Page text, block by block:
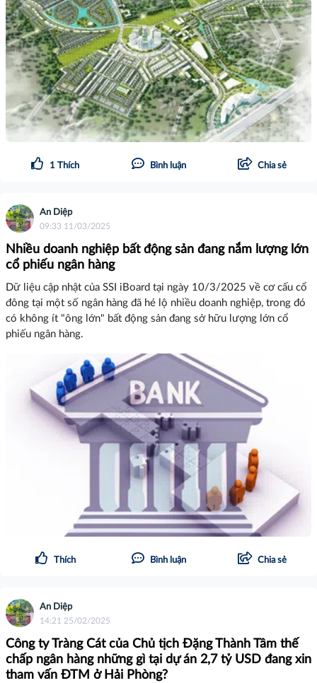
1 Thích Bình luận Chia sẻ
An Diệp
09:33 11/03/2025
Nhiều doanh nghiệp bất động sản đang nắm lượng lớn
cổ phiếu ngân hàng
Dữ liệu cập nhật của SSI iBoard tại ngày 10/3/2025 về cơ cấu cổ
đông tại một số ngân hàng đã hé lộ nhiều doanh nghiệp, trong đó
có không ít "ông lớn" bất động sản đang sở hữu lượng lớn cổ
phiếu ngân hàng.
Thích Bình luận Chia sẻ
An Diệp
14:21 25/02/2025
Công ty Tràng Cát của Chủ tịch Đặng Thành Tâm thế
chấp ngân hàng những gì tại dự án 2,7 tỷ USD đang xin
tham vấn ĐTM ở Hải Phòng?